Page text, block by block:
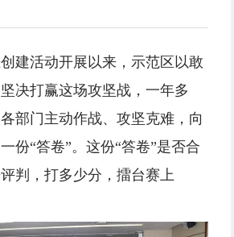
建活动开展以来，示范区以敢
决打赢这场攻坚战，一年多
部门主动作战、攻坚克难，向
份“答卷”。这份“答卷”是否合
判，打多少分，擂台赛上